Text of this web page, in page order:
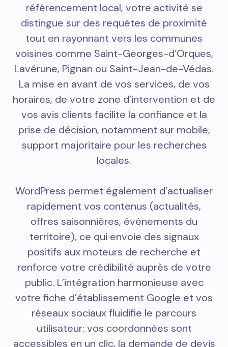
référencement local, votre activité se
distingue sur des requêtes de proximité
tout en rayonnant vers les communes
voisines comme Saint-Georges-d’Orques,
Lavérune, Pignan ou Saint-Jean-de-Védas.
La mise en avant de vos services, de vos
horaires, de votre zone d’intervention et de
vos avis clients facilite la confiance et la
prise de décision, notamment sur mobile,
support majoritaire pour les recherches
locales.
WordPress permet également d’actualiser
rapidement vos contenus (actualités,
offres saisonnières, événements du
territoire), ce qui envoie des signaux
positifs aux moteurs de recherche et
renforce votre crédibilité auprès de votre
public. L’intégration harmonieuse avec
votre fiche d’établissement Google et vos
réseaux sociaux fluidifie le parcours
utilisateur: vos coordonnées sont
accessibles en un clic, la demande de devis